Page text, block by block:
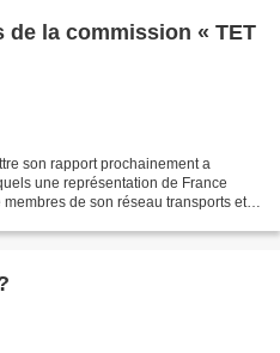
de la commission « TET
son rapport prochainement a
une représentation de France
de son réseau transports et